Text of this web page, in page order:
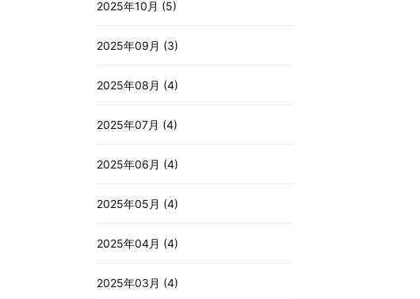
2025年10月 (5)
2025年09月 (3)
2025年08月 (4)
2025年07月 (4)
2025年06月 (4)
2025年05月 (4)
2025年04月 (4)
2025年03月 (4)